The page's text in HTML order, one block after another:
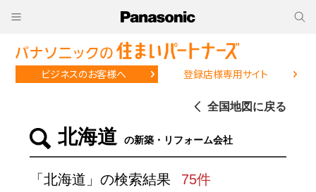
ビジネスのお客様へ 登録店様専用サイト
北海道 の新築・リフォーム会社
全国地図に戻る
「北海道」の検索結果 75件